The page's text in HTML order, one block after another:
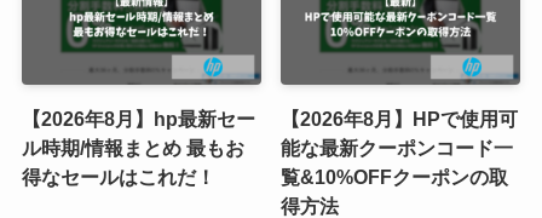
【2026年8月】hp最新セー
ル時期/情報まとめ 最もお
得なセールはこれだ！
【2026年8月】HPで使用可
能な最新クーポンコード一
覧&10%OFFクーポンの取
得方法